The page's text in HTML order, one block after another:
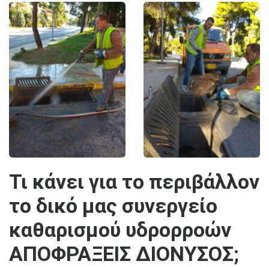
Τι κάνει για το περιβάλλον
το δικό μας συνεργείο
καθαρισμού υδρορροών
ΑΠΟΦΡΑΞΕΙΣ ΔΙΟΝΥΣΟΣ;